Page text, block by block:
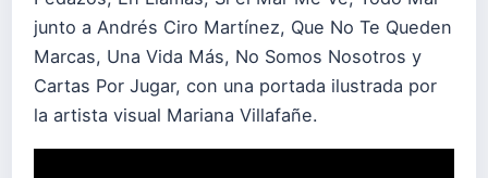
junto a Andrés Ciro Martínez, Que No Te Queden
Marcas, Una Vida Más, No Somos Nosotros y
Cartas Por Jugar, con una portada ilustrada por
la artista visual Mariana Villafañe.